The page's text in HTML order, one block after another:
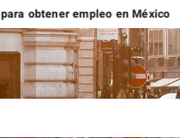
empleo en México